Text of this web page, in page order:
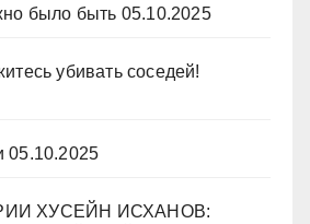
было быть 05.10.2025
убивать соседей!
05.10.2025
ХУСЕЙН ИСХАНОВ: